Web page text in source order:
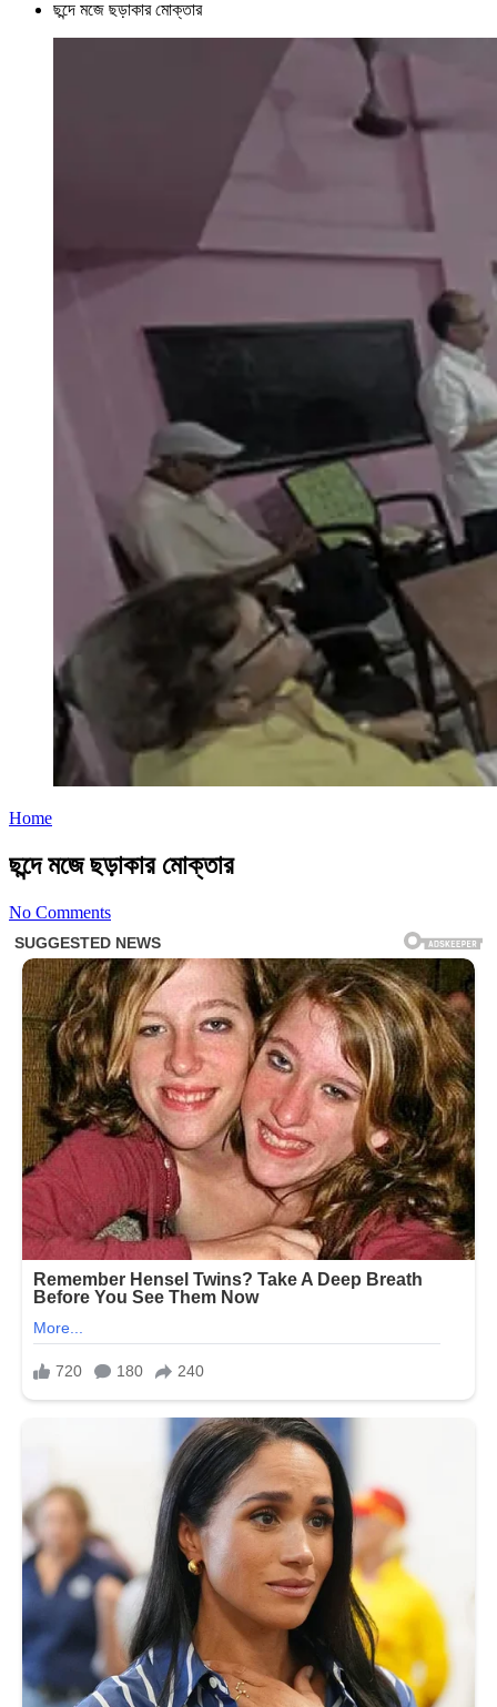
ছন্দে মজে ছড়াকার মোক্তার
Home
ছন্দে মজে ছড়াকার মোক্তার
No Comments